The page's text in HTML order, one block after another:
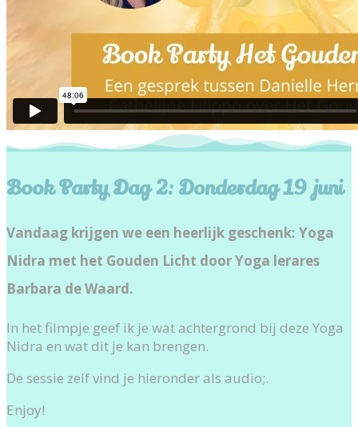
Book Party Dag 2: Donderdag 19 juni
Vandaag krijgen we een heerlijk geschenk: Yoga
Nidra met het Gouden Licht door Yoga lerares
Barbara de Waard.
In het filmpje geef ik je wat achtergrond bij deze Yoga
Nidra en wat dit je kan brengen.
De sessie zelf vind je hieronder als audio;.
Enjoy!